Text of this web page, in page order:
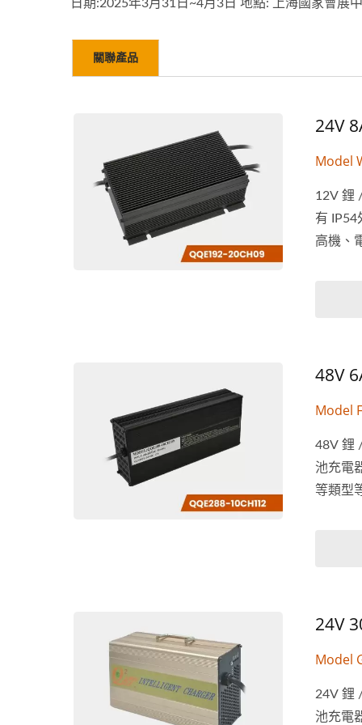
日期:2025年3月31日~4月3日 地點: 上海國家會展
關聯產品
24V
Model
12V 鋰
有 IP54
高機、
48V
Model
48V 鋰
池充電
等類型
24V
Model
24V 鋰
池充電